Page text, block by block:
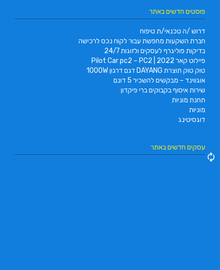
פוסטים חדשים באתר
דרוש /ה טכנאי/ת טיפוח
חברת השקעות מחפשת עבור לקוח נכס לרכישה
בדיקות פוליגרף לעסקים ולזוגות 24/7
פיילוט קאר 2022 | Pilot Car pc2 – PC2
טוק טוק תוצרת DAYANG דגם דרגון 1000W
אוגווינד – מבקשים להשכיר 5 דונם
שירות איסוף בקבוקים ברי פיקדון
תחנת מוניות
מוניות
דוגסיטינג
עסקים חדשים באתר